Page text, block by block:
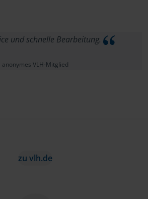
und schnelle Bearbeitung.
anonymes VLH-Mitglied
zu vlh.de